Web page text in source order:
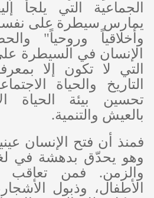
الجماعية التي يلجأ
يمارس سيطرة على نفسه
وأخلاقياً وروحياً"
الإنسان في السيطرة
التي لا تكون إلا
التاريخ والحياة
تحسين بيئة الحياة
بالعيش والتنمية.
فمنذ أن فتح الإنسان
وهو يحدّق بدهشة في
والزمن. فمن تعاقب
الأطفال، وذبول